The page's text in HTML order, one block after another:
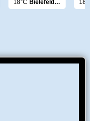
18°C Bielefeld Panorama